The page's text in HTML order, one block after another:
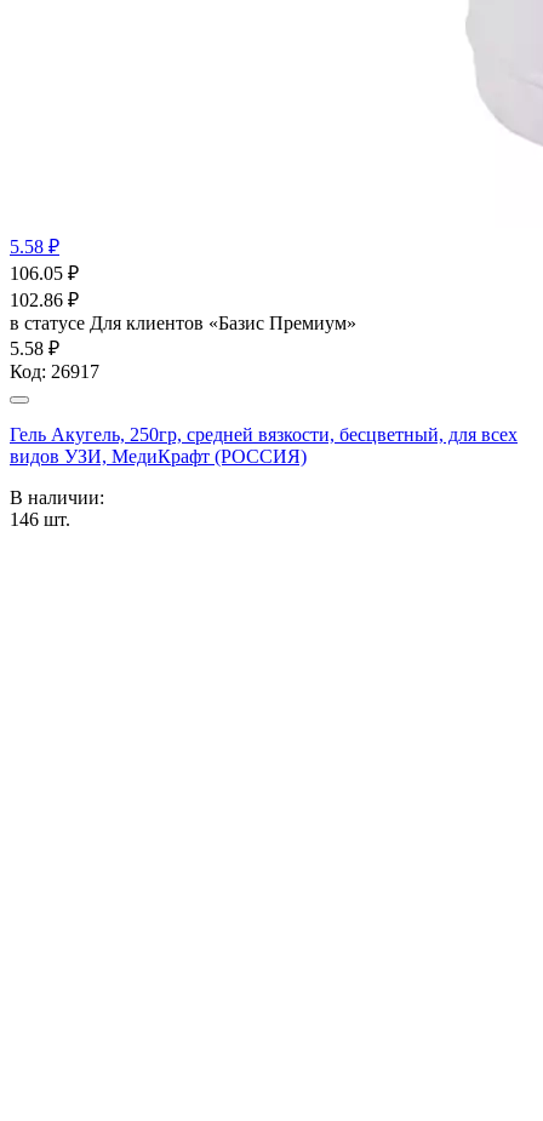
5.58 ₽
106.05 ₽
102.86 ₽
в статусе Для клиентов «Базис Премиум»
5.58 ₽
Код: 26917
Гель Акугель, 250гр, средней вязкости, бесцветный, для всех
видов УЗИ, МедиКрафт (РОССИЯ)
В наличии:
146 шт.